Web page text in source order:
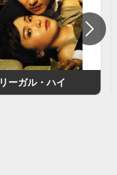
リーガル・ハイ